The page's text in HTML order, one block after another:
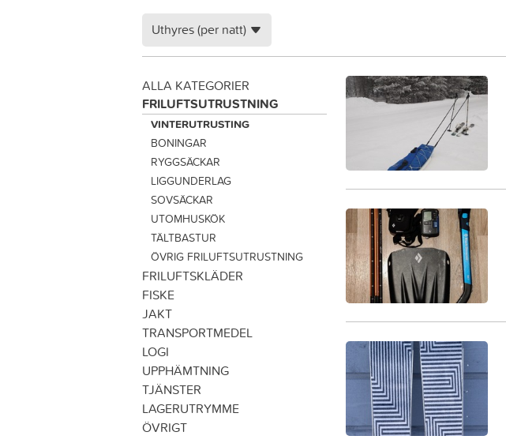
Uthyres (per natt)
ALLA KATEGORIER
FRILUFTSUTRUSTNING
VINTERUTRUSTING
BONINGAR
RYGGSÄCKAR
LIGGUNDERLAG
SOVSÄCKAR
UTOMHUSKÖK
TÄLTBASTUR
ÖVRIG FRILUFTSUTRUSTNING
FRILUFTSKLÄDER
FISKE
JAKT
TRANSPORTMEDEL
LOGI
UPPHÄMTNING
TJÄNSTER
LAGERUTRYMME
ÖVRIGT